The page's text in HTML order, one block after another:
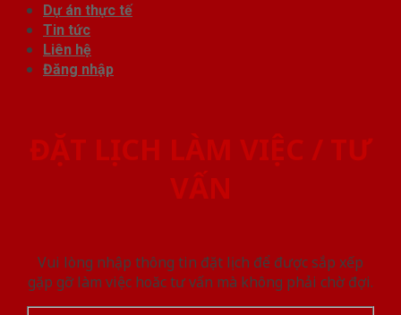
Dự án thực tế
Tin tức
Liên hệ
Đăng nhập
ĐẶT LỊCH LÀM VIỆC / TƯ
VẤN
Vui lòng nhập thông tin đặt lịch để được sắp xếp
gặp gỡ làm việc hoăc tư vấn mà không phải chờ đợi.